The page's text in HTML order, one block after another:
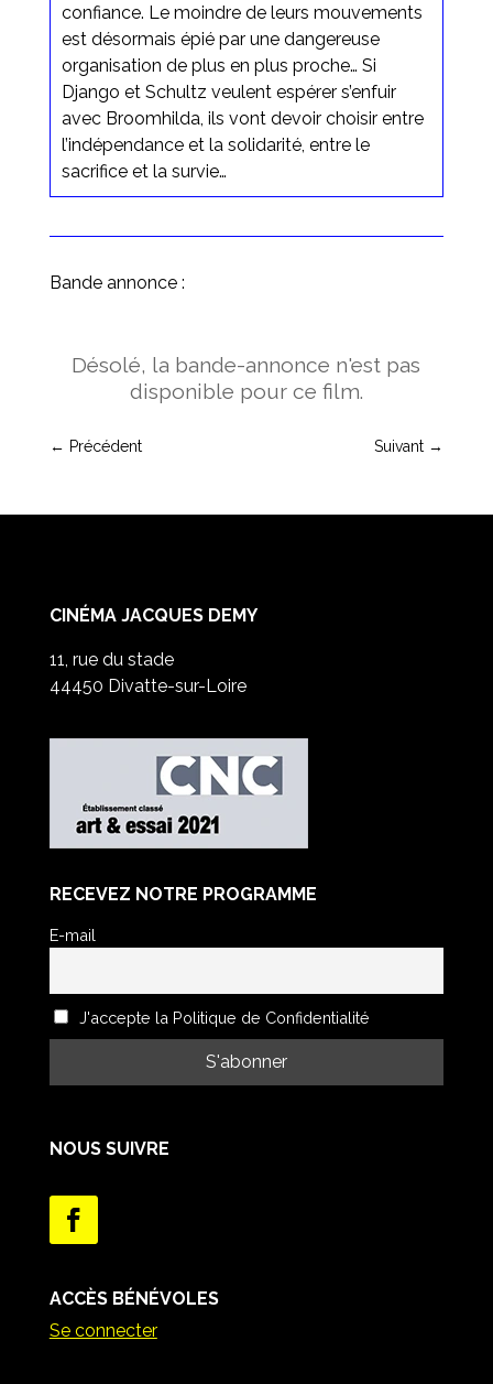
confiance. Le moindre de leurs mouvements
est désormais épié par une dangereuse
organisation de plus en plus proche… Si
Django et Schultz veulent espérer s’enfuir
avec Broomhilda, ils vont devoir choisir entre
l’indépendance et la solidarité, entre le
sacrifice et la survie…
Bande annonce :
Désolé, la bande-annonce n'est pas
disponible pour ce film.
← Précédent Suivant →
CINÉMA JACQUES DEMY
11, rue du stade
44450 Divatte-sur-Loire
RECEVEZ NOTRE PROGRAMME
E-mail
J'accepte la Politique de Confidentialité
NOUS SUIVRE
ACCÈS BÉNÉVOLES
Se connecter